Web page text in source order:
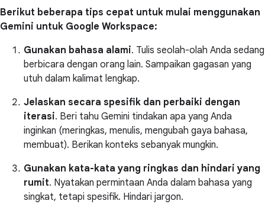
Berikut beberapa tips cepat untuk mulai menggunakan
Gemini untuk Google Workspace:
Gunakan bahasa alami. Tulis seolah-olah Anda sedang
berbicara dengan orang lain. Sampaikan gagasan yang
utuh dalam kalimat lengkap.
Jelaskan secara spesifik dan perbaiki dengan
iterasi. Beri tahu Gemini tindakan apa yang Anda
inginkan (meringkas, menulis, mengubah gaya bahasa,
membuat). Berikan konteks sebanyak mungkin.
Gunakan kata-kata yang ringkas dan hindari yang
rumit. Nyatakan permintaan Anda dalam bahasa yang
singkat, tetapi spesifik. Hindari jargon.